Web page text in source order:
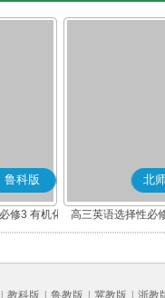
鲁科版
修3 有机化
北
高三英语选择性必
教科版 鲁教版 冀教版
浙教